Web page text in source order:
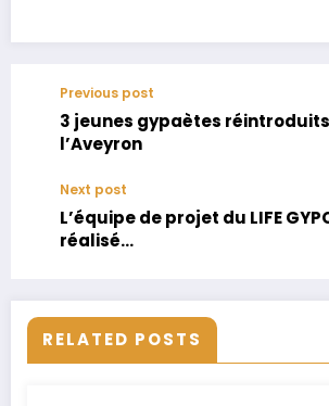
Previous post
3 jeunes gypaètes
l’Aveyron
Next post
L’équipe de projet du LIFE
réalisé…
RELATED POSTS